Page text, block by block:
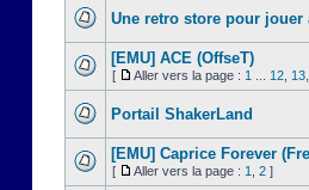
Une retro store pour
[EMU] ACE (OffseT)
[ Aller vers la page : 1 12 13
Portail ShakerLand
[EMU] Caprice Forever
[ Aller vers la page : 1 2 ]